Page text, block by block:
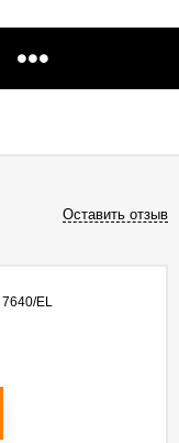
Оставить отзыв
7640/EL